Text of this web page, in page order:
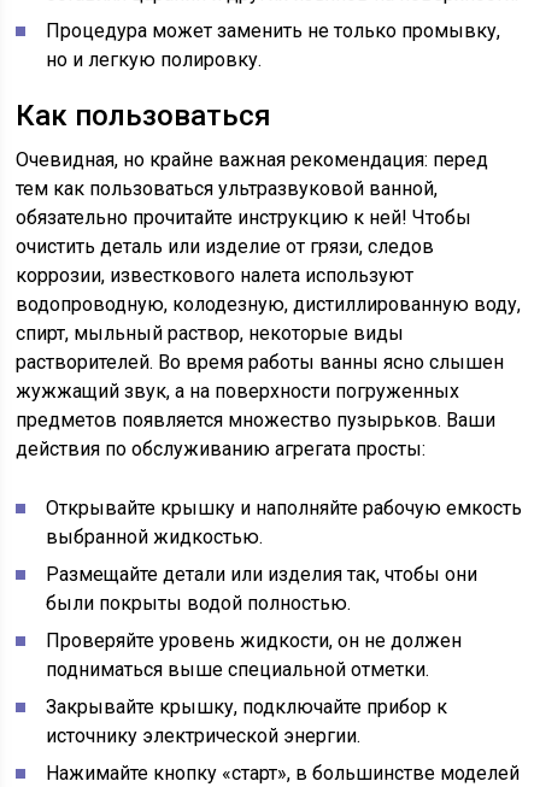
Процедура может заменить не только промывку,
но и легкую полировку.
Как пользоваться
Очевидная, но крайне важная рекомендация: перед
тем как пользоваться ультразвуковой ванной,
обязательно прочитайте инструкцию к ней! Чтобы
очистить деталь или изделие от грязи, следов
коррозии, известкового налета используют
водопроводную, колодезную, дистиллированную воду,
спирт, мыльный раствор, некоторые виды
растворителей. Во время работы ванны ясно слышен
жужжащий звук, а на поверхности погруженных
предметов появляется множество пузырьков. Ваши
действия по обслуживанию агрегата просты:
Открывайте крышку и наполняйте рабочую емкость
выбранной жидкостью.
Размещайте детали или изделия так, чтобы они
были покрыты водой полностью.
Проверяйте уровень жидкости, он не должен
подниматься выше специальной отметки.
Закрывайте крышку, подключайте прибор к
источнику электрической энергии.
Нажимайте кнопку «старт», в большинстве моделей